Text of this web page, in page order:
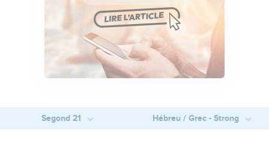
Segond 21 Hébreu / Grec - Strong